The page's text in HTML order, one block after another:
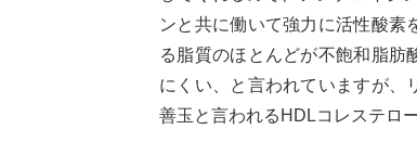
ンと共に働いて強力に活性酸素
る脂質のほとんどが不飽和脂肪
にくい、と言われていますが、
善玉と言われるHDLコレステロ